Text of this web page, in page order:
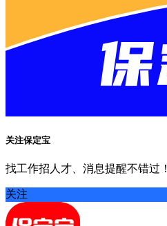
关注保定宝
找工作招人才、消息提醒不错过！
关注